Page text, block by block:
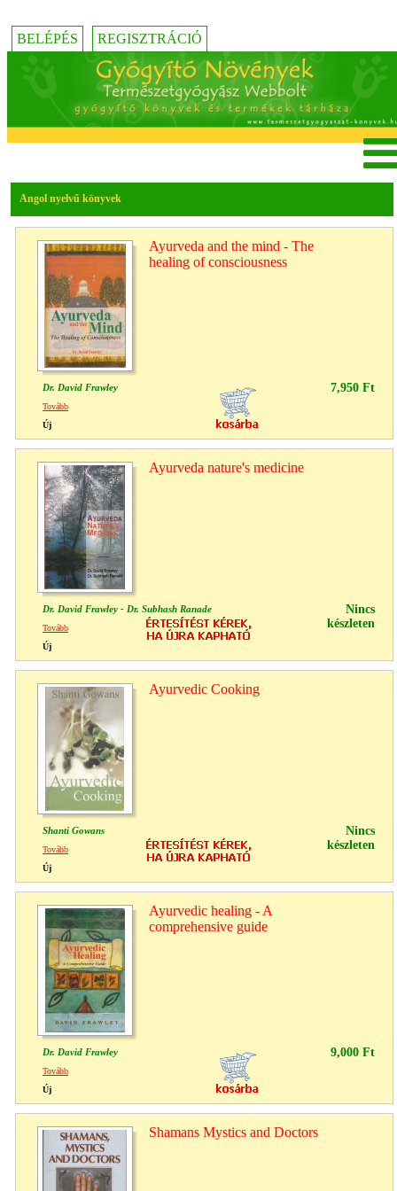
BELÉPÉS REGISZTRÁCIÓ
Angol nyelvű könyvek
Ayurveda and the mind - The
healing of consciousness
Dr. David Frawley 7,950 Ft
Tovább
Új
Ayurveda nature's medicine
Dr. David Frawley - Dr. Subhash Ranade
Nincs
készleten
Tovább
Új
Ayurvedic Cooking
Shanti Gowans
Nincs
készleten
Tovább
Új
Ayurvedic healing - A
comprehensive guide
Dr. David Frawley 9,000 Ft
Tovább
Új
Shamans Mystics and Doctors